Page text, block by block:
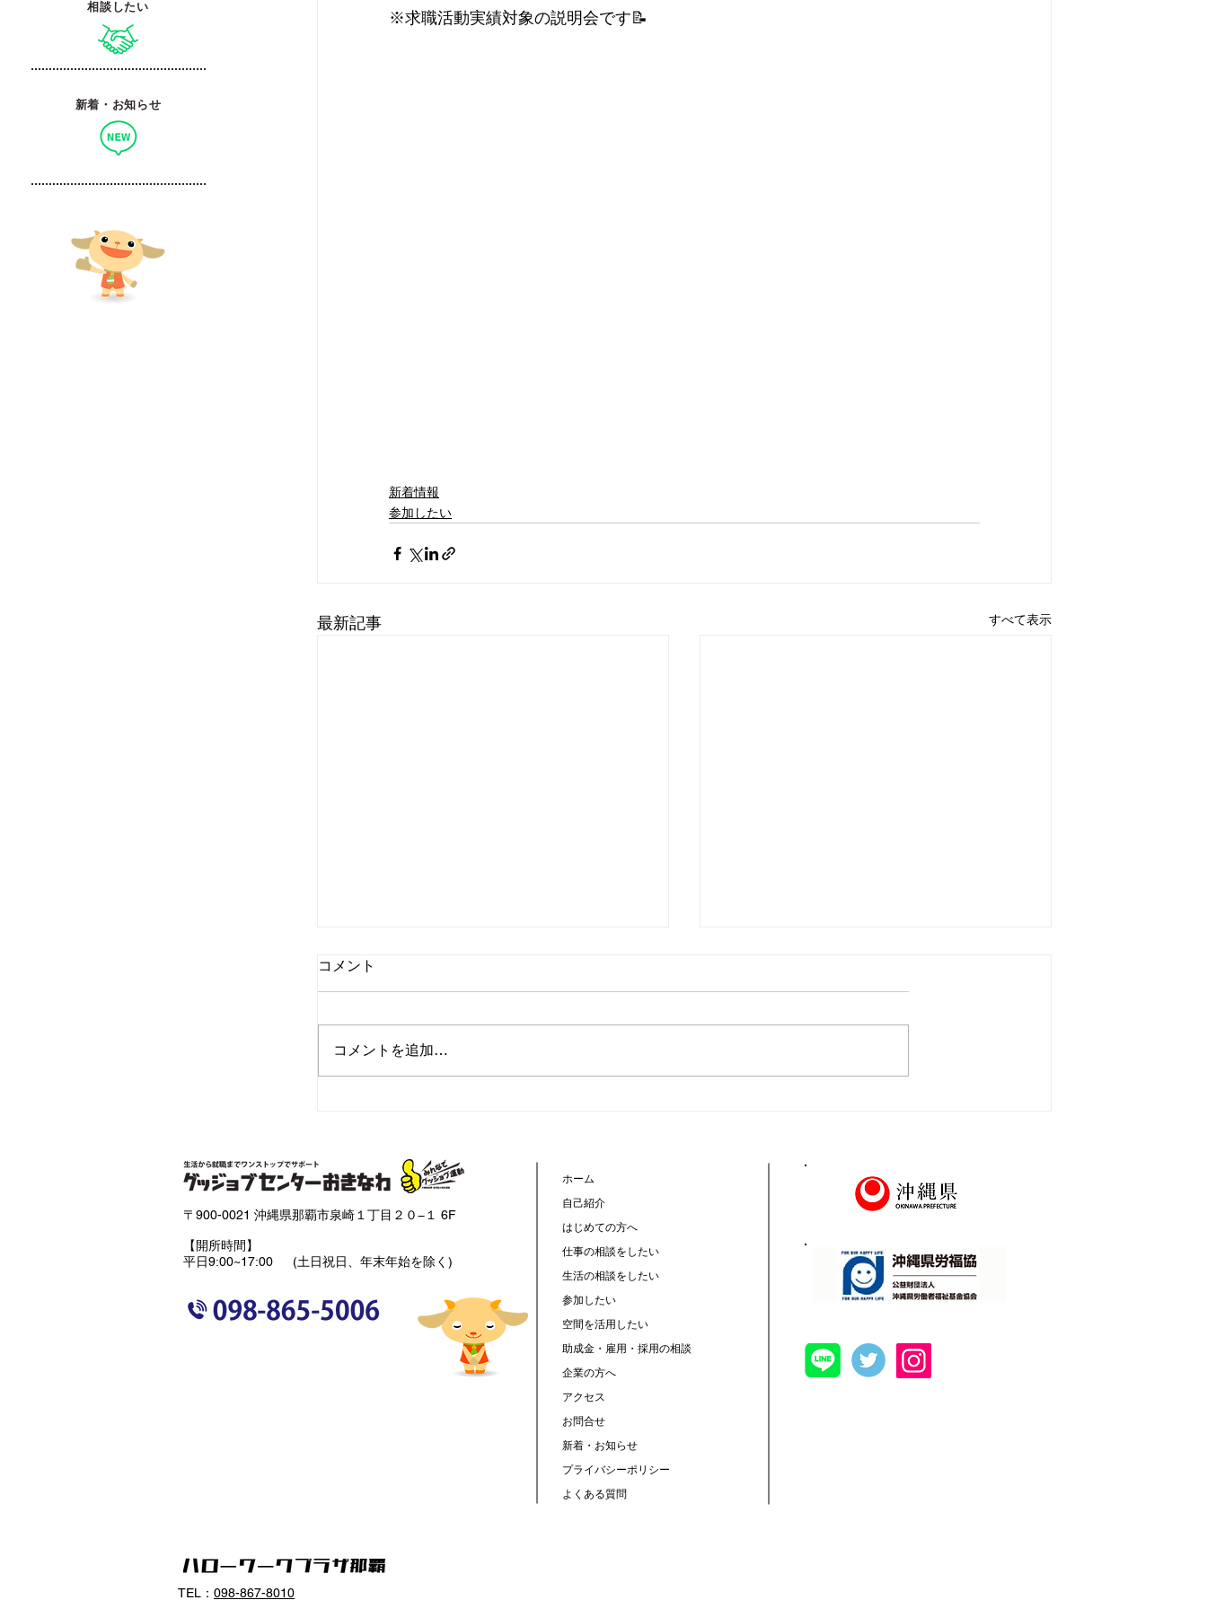
※求職活動実績対象の説明会です📝
新着情報
参加したい
最新記事 すべて表示
コメント
コメントを追加…
相談したい
新着・お知らせ
ホーム
自己紹介
はじめての方へ
仕事の相談をしたい
生活の相談をしたい
参加したい
空間を活用したい
助成金・雇用・採用の相談
企業の方へ
アクセス
お問合せ
新着・お知らせ
プライバシーポリシー
よくある質問
〒900-0021 沖縄県那覇市泉崎１丁目２０−１ 6F
【開所時間】
平日9:00~17:00 (土日祝日、年末年始を除く)
TEL： 098-867-8010